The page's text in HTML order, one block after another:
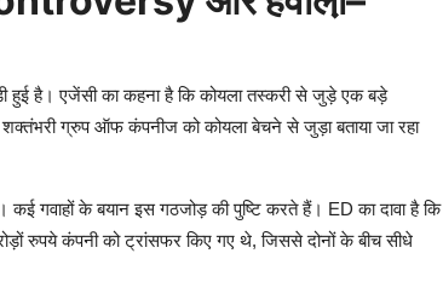
हुई है। एजेंसी का कहना है कि कोयला तस्करी से जुड़े एक बड़े
शक्तंभरी ग्रुप ऑफ कंपनीज को कोयला बेचने से जुड़ा बताया जा रहा
गवाहों के बयान इस गठजोड़ की पुष्टि करते हैं। ED का दावा है कि
रुपये कंपनी को ट्रांसफर किए गए थे, जिससे दोनों के बीच सीधे